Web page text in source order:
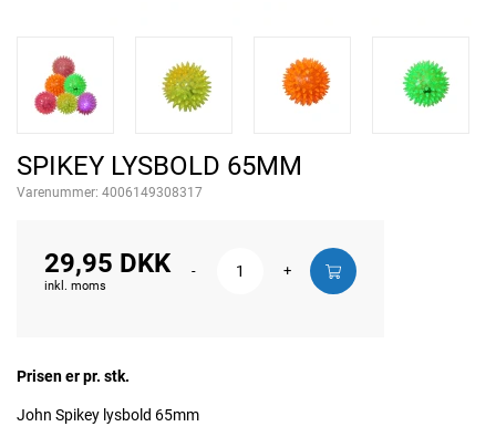
SPIKEY LYSBOLD 65MM
Varenummer: 4006149308317
29,95 DKK
inkl. moms
- +
Prisen er pr. stk.
John Spikey lysbold 65mm